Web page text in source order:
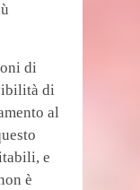
di
di
al
e
è